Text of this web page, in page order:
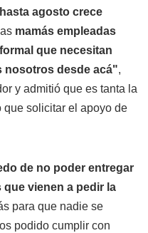
hasta agosto crece
mamás empleadas
que necesitan
nosotros desde acá",
y admitió que es tanta la
que solicitar el apoyo de
de no poder entregar
que vienen a pedir la
para que nadie se
podido cumplir con